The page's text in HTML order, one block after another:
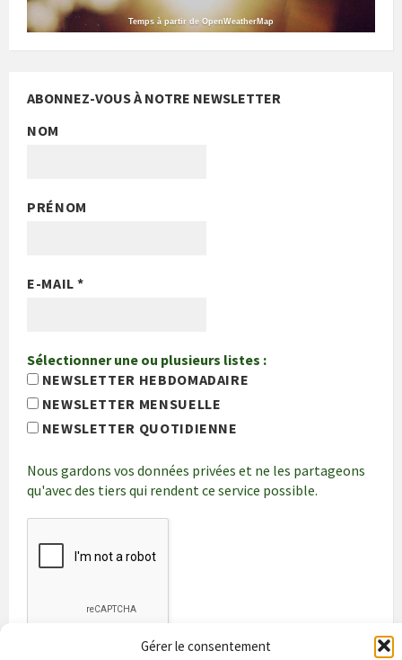
Gérer le consentement
Temps à partir de OpenWeatherMap
ABONNEZ-VOUS À NOTRE NEWSLETTER
NOM
PRÉNOM
E-MAIL*
Sélectionner une ou plusieurs listes :
NEWSLETTER HEBDOMADAIRE
NEWSLETTER MENSUELLE
NEWSLETTER QUOTIDIENNE
Nous gardons vos données privées et ne les partageons
qu'avec des tiers qui rendent ce service possible.